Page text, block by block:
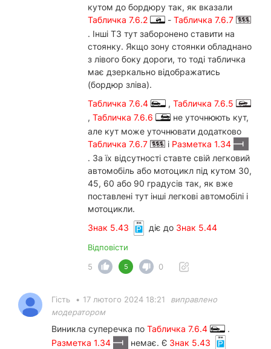
кутом до бордюру так, як вказали
Табличка 7.6.2
- Табличка 7.6.7
. Інші ТЗ тут заборонено ставити на
стоянку. Якщо зону стоянки обладнано
з лівого боку дороги, то тоді табличка
має дзеркально відображатись
(бордюр зліва).
Табличка 7.6.4
, Табличка 7.6.5
, Табличка 7.6.6
не уточнюють кут,
але кут може уточнювати додатково
Табличка 7.6.7
і Разметка 1.34
. За їх відсутності ставте свій легковий
автомобіль або мотоцикл під кутом 30,
45, 60 або 90 градусів так, як вже
поставлені тут інші легкові автомобілі і
мотоцикли.
Знак 5.43
діє до Знак 5.44
Відповісти
5
5 0
Гість • 17 лютого 2024 18:21
виправлено
модератором
Виникла суперечка по Табличка 7.6.4
.
Разметка 1.34
немає. Є Знак 5.43